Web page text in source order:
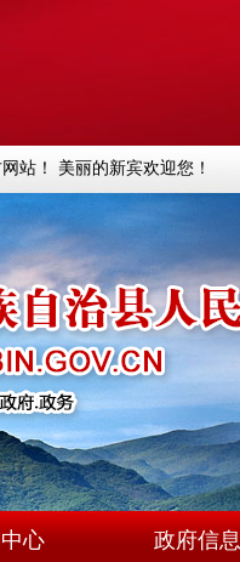
站！ 美丽的新宾欢迎您！
心 政府信